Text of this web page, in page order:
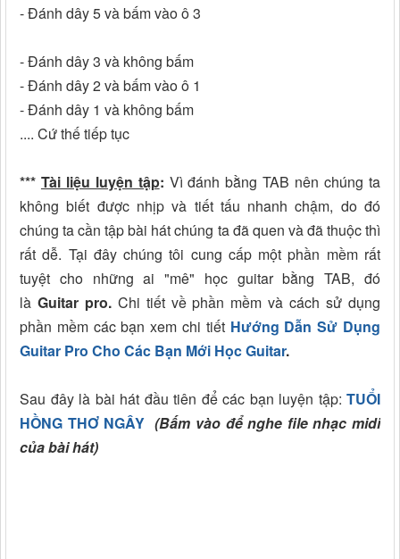
- Đánh dây 5 và bấm vào ô 3
- Đánh dây 3 và không bấm
- Đánh dây 2 và bấm vào ô 1
- Đánh dây 1 và không bấm
.... Cứ thế tiếp tục
*** Tài liệu luyện tập: Vì đánh bằng TAB nên chúng ta
không biết được nhịp và tiết tấu nhanh chậm, do đó
chúng ta cần tập bài hát chúng ta đã quen và đã thuộc thì
rất dễ. Tại đây chúng tôi cung cấp một phần mềm rất
tuyệt cho những ai "mê" học guitar bằng TAB, đó
là Guitar pro. Chi tiết về phần mềm và cách sử dụng
phần mềm các bạn xem chi tiết Hướng Dẫn Sử Dụng
Guitar Pro Cho Các Bạn Mới Học Guitar.
Sau đây là bài hát đầu tiên để các bạn luyện tập: TUỔI
HỒNG THƠ NGÂY(Bấm vào để nghe file nhạc midi
của bài hát)